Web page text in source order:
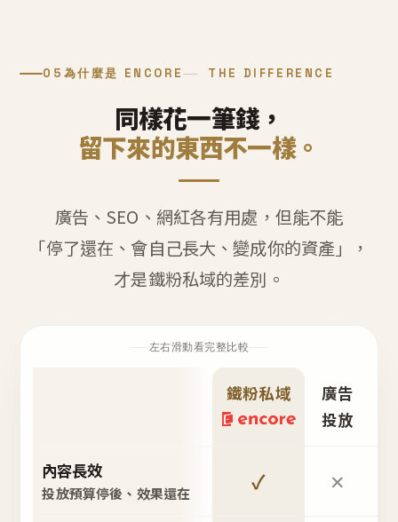
05 為什麼是 ENCORE THE DIFFERENCE
同樣花一筆錢，
留下來的東西不一樣。
廣告、SEO、網紅各有用處，但能不能
「停了還在、會自己長大、變成你的資產」，
才是鐵粉私域的差別。
左右滑動看完整比較
鐵粉私域
廣告
投放
內容長效
投放預算停後、效果還在 ✓ ✕